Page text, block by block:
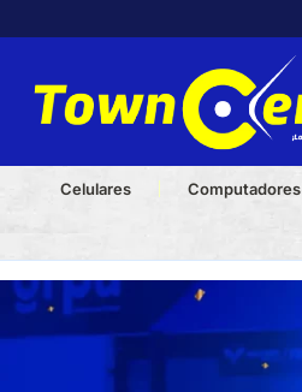
Celulares Computadores